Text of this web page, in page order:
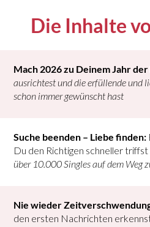
Die Inhalte
Mach 2026 zu Deinem Jahr
ausrichtest und die erfüllende und
schon immer gewünscht hast
Suche beenden – Liebe finden:
Du den Richtigen schneller
über 10.000 Singles auf dem Weg
Nie wieder
den ersten Nachrichten